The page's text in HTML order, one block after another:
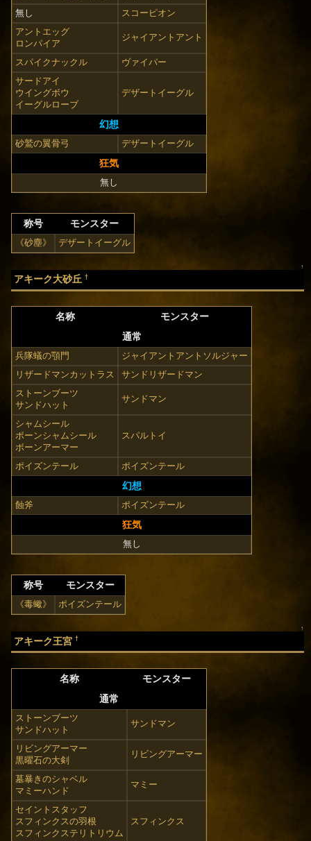
無し
スコーピオン
アントエッグ
ロンパイア
ジャイアントアント
スパイクナックル
ヴァイパー
サードアイ
ウイングボウ
イーグルローブ
デザートイーグル
幻想
砂鷲の翼骨弓 デザートイーグル
狂気
無し
称号 モンスター
《砂塵》 デザートイーグル
↑
アキーク大砂丘 †
名称
モンスター
通常
兵隊蟻の顎門
ジャイアントアントソルジャー
リザードマンカットラス
サンドリザードマン
ストーンブーツ
サンドハット
サンドマン
シャムシール
ボーンシャムシール
ボーンアーマー
スパルトイ
ポイズンテール ポイズンテール
幻想
蝕斧 ポイズンテール
狂気
無し
称号 モンスター
《毒蠍》 ポイズンテール
↑
アキーク王宮 †
名称
モンスター
通常
ストーンブーツ
サンドハット
サンドマン
リビングアーマー
黒曜石の大剣
リビングアーマー
墓暴きのシャベル
マミーハンド
マミー
セイントスタッフ
スフィンクスの羽根
スフィンクステリトリウム
スフィンクス